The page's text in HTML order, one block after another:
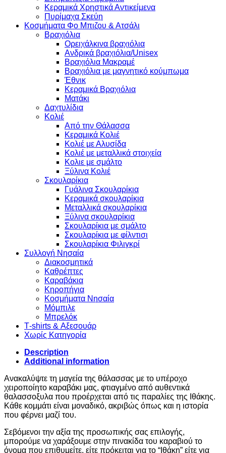
Κεραμικά Χρηστικά Αντικείμενα
Πυρίμαχα Σκεύη
Κοσμήματα Φο Μπιζου & Ατσάλι
Βραχιόλια
Oρειχάλκινα βραχιόλια
Ανδρικά βραχιόλια/Unisex
Βραχιόλια Μακραμέ
Βραχιόλια με μαγνητικό κούμπωμα
Έθνικ
Κεραμικά Βραχιόλια
Ματάκι
Δαχτυλίδια
Κολιέ
Από την Θάλασσα
Κεραμικά Κολιέ
Κολιέ με Αλυσίδα
Κολιέ με μεταλλικά στοιχεία
Κολιε με σμάλτο
Ξύλινα Κολιέ
Σκουλαρίκια
Γυάλινα Σκουλαρίκια
Κεραμικά σκουλαρίκια
Μεταλλικά σκουλαρίκια
Ξύλινα σκουλαρίκια
Σκουλαρίκια με σμάλτο
Σκουλαρίκια με φίλντισι
Σκουλαρίκια Φιλιγκρί
Συλλογή Νησαία
Διακοσμητικά
Καθρέπτες
Καραβάκια
Κηροπήγια
Κοσμήματα Νησαία
Μόμπιλε
Μπρελόκ
Τ-shirts & Αξεσουάρ
Χωρίς Κατηγορία
Description
Additional information
Ανακαλύψτε τη μαγεία της θάλασσας με το υπέροχο
χειροποίητο καραβάκι μας, φτιαγμένο από αυθεντικά
θαλασσοξυλα που προέρχεται από τις παραλίες της Ιθάκης.
Κάθε κομμάτι είναι μοναδικό, ακριβώς όπως και η ιστορία
που φέρνει μαζί του.
Σεβόμενοι την αξία της προσωπικής σας επιλογής,
μπορούμε να χαράξουμε στην πινακίδα του καραβιού το
όνομα που επιθυμείτε, είτε πρόκειται για το “Ιθάκη” είτε για